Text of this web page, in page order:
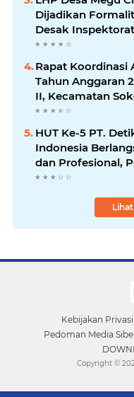
Dijadikan
Desak
Seluruh Fakta dan
Dugaan
Rapat Koordinasi
Tahun Anggaran
II, Kecamatan
Libatkan 12 Desa
HUT Ke-5 PT.
Indonesia
dan Profesional,
Kompetensi
Kebijakan Privasi
Pedoman Media
Copyright ©